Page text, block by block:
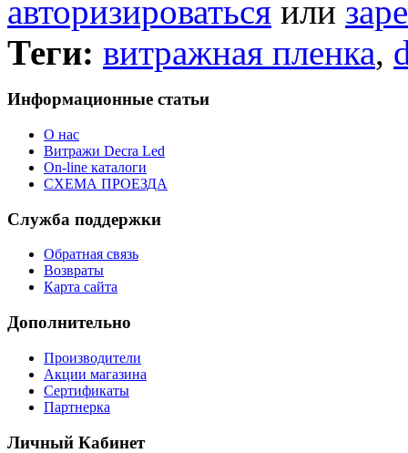
авторизироваться или
Теги: витражная пленка,
Информационные статьи
О нас
Витражи Decra Led
On-line каталоги
СХЕМА ПРОЕЗДА
Служба поддержки
Обратная связь
Возвраты
Карта сайта
Дополнительно
Производители
Акции магазина
Сертификаты
Партнерка
Личный Кабинет